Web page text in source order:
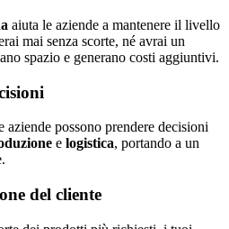
aiuta le aziende a mantenere il livello
mai senza scorte, né avrai un
spazio e generano costi aggiuntivi.
possono prendere decisioni
e logistica, portando a un
del cliente